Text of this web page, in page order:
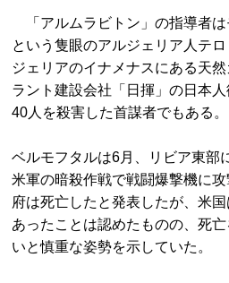
「アルムラビトン」の指導者
という隻眼のアルジェリア人テ
ジェリアのイナメナスにある天
ラント建設会社「日揮」の日本
40人を殺害した首謀者でもある。
ベルモフタルは6月、リビア東部
米軍の暗殺作戦で戦闘爆撃機に
府は死亡したと発表したが、米
あったことは認めたものの、死
いと慎重な姿勢を示していた。